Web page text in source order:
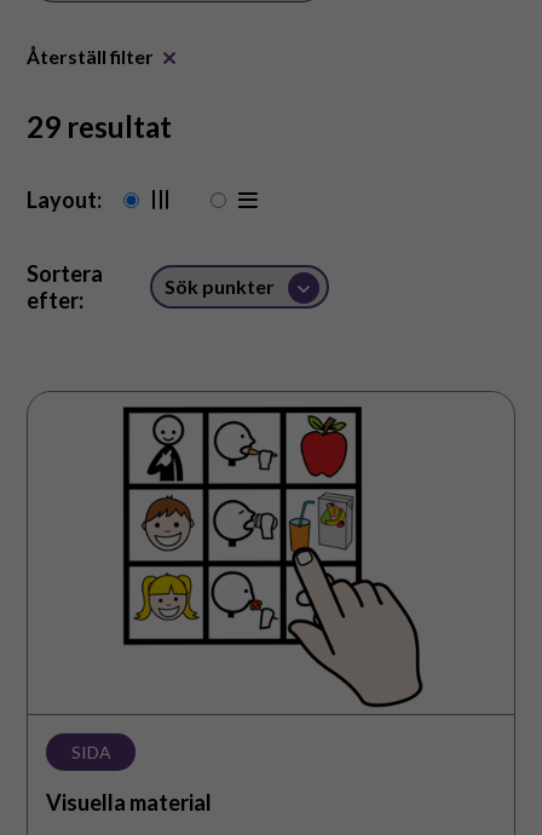
Återställ filter
29 resultat
Layout:
Sortera
efter:
Visuella
SIDA
Visuella material